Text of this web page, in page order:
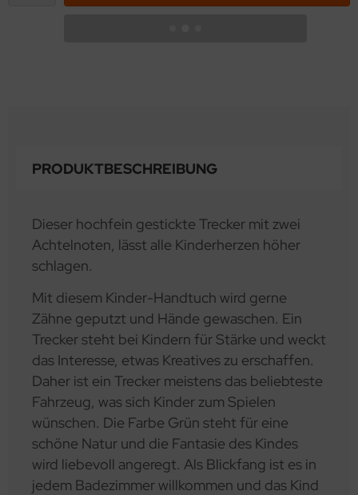
PRODUKTBESCHREIBUNG
Dieser hochfein gestickte Trecker mit zwei
Achtelnoten, lässt alle Kinderherzen höher
schlagen.
Mit diesem Kinder-Handtuch wird gerne
Zähne geputzt und Hände gewaschen. Ein
Trecker steht bei Kindern für Stärke und weckt
das Interesse, etwas Kreatives zu erschaffen.
Daher ist ein Trecker meistens das beliebteste
Fahrzeug, was sich Kinder zum Spielen
wünschen. Die Farbe Grün steht für eine
schöne Natur und die Fantasie des Kindes
wird liebevoll angeregt. Als Blickfang ist es in
jedem Badezimmer willkommen und das Kind